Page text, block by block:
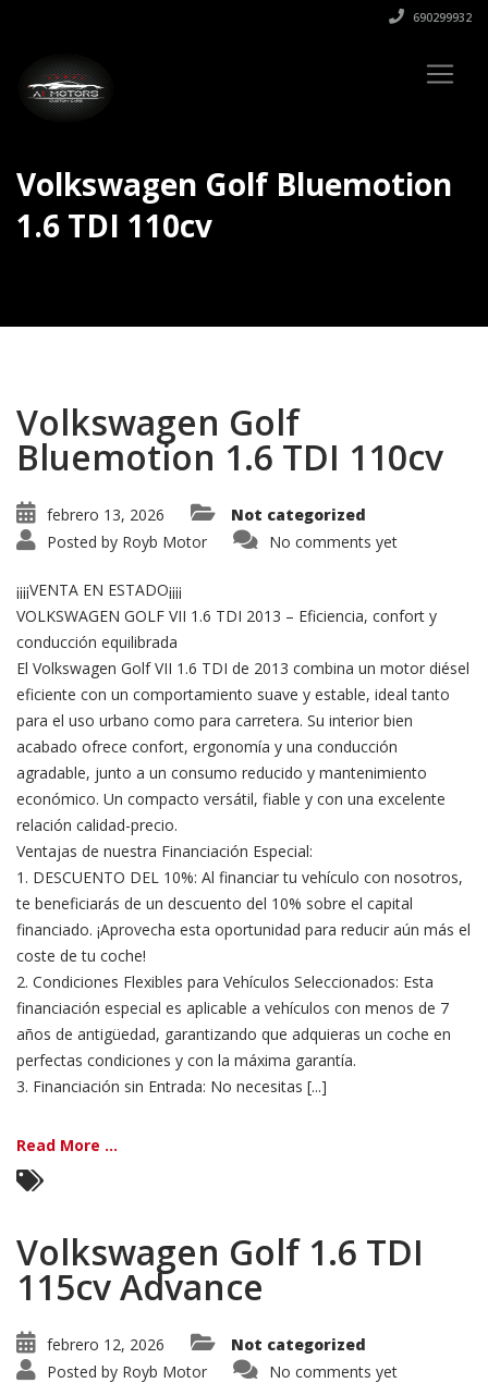
690299932
Volkswagen Golf Bluemotion
1.6 TDI 110cv
Volkswagen Golf
Bluemotion 1.6 TDI 110cv
febrero 13, 2026
Not categorized
Posted by Royb Motor No comments yet
¡¡¡¡VENTA EN ESTADO¡¡¡¡
VOLKSWAGEN GOLF VII 1.6 TDI 2013 – Eficiencia, confort y
conducción equilibrada
El Volkswagen Golf VII 1.6 TDI de 2013 combina un motor diésel
eficiente con un comportamiento suave y estable, ideal tanto
para el uso urbano como para carretera. Su interior bien
acabado ofrece confort, ergonomía y una conducción
agradable, junto a un consumo reducido y mantenimiento
económico. Un compacto versátil, fiable y con una excelente
relación calidad-precio.
Ventajas de nuestra Financiación Especial:
1. DESCUENTO DEL 10%: Al financiar tu vehículo con nosotros,
te beneficiarás de un descuento del 10% sobre el capital
financiado. ¡Aprovecha esta oportunidad para reducir aún más el
coste de tu coche!
2. Condiciones Flexibles para Vehículos Seleccionados: Esta
financiación especial es aplicable a vehículos con menos de 7
años de antigüedad, garantizando que adquieras un coche en
perfectas condiciones y con la máxima garantía.
3. Financiación sin Entrada: No necesitas [...]
Read More ...
Volkswagen Golf 1.6 TDI
115cv Advance
febrero 12, 2026
Not categorized
Posted by Royb Motor No comments yet